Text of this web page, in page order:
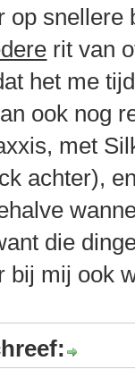
op snellere
rit van
het me
ook nog
met
achter),
die
bij mij ook